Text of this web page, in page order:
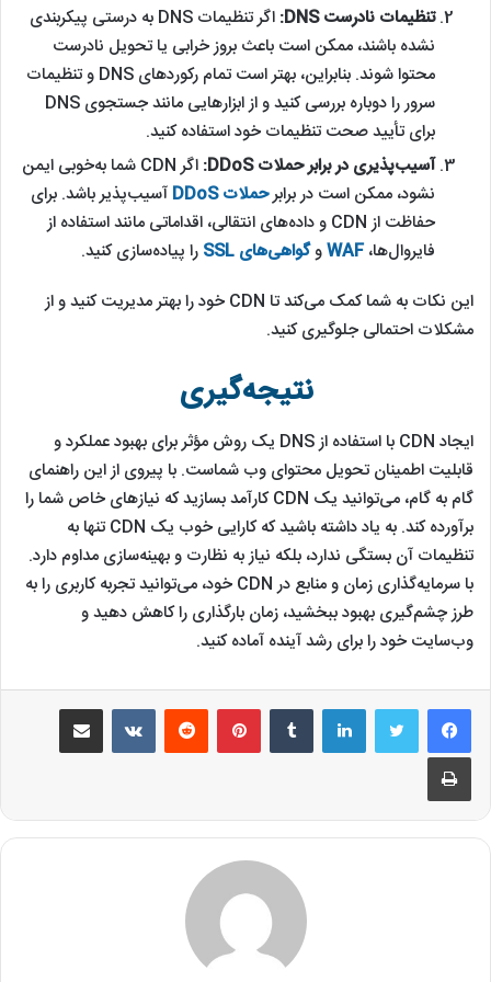
تنظیمات نادرست DNS:
اگر تنظیمات DNS به درستی پیکربندی
نشده باشند، ممکن است باعث بروز خرابی یا تحویل نادرست
محتوا شوند. بنابراین، بهتر است تمام رکوردهای DNS و تنظیمات
سرور را دوباره بررسی کنید و از ابزارهایی مانند جستجوی DNS
برای تأیید صحت تنظیمات خود استفاده کنید.
آسیب‌پذیری در برابر حملات DDoS:
اگر CDN شما به‌خوبی ایمن
نشود، ممکن است در برابرحملات DDoS
آسیب‌پذیر باشد. برای
حفاظت از CDN و داده‌های انتقالی، اقداماتی مانند استفاده از
فایروال‌ها،WAFوگواهی‌های SSL
را پیاده‌سازی کنید.
این نکات به شما کمک می‌کند تا CDN خود را بهتر مدیریت کنید و از
مشکلات احتمالی جلوگیری کنید.
نتیجه‌گیری
ایجاد CDN با استفاده از DNS یک روش مؤثر برای بهبود عملکرد و
قابلیت اطمینان تحویل محتوای وب شماست. با پیروی از این راهنمای
گام به گام، می‌توانید یک CDN کارآمد بسازید که نیازهای خاص شما را
برآورده کند. به یاد داشته باشید که کارایی خوب یک CDN تنها به
تنظیمات آن بستگی ندارد، بلکه نیاز به نظارت و بهینه‌سازی مداوم دارد.
با سرمایه‌گذاری زمان و منابع در CDN خود، می‌توانید تجربه کاربری را به
طرز چشم‌گیری بهبود ببخشید، زمان بارگذاری را کاهش دهید و
وب‌سایت خود را برای رشد آینده آماده کنید.
لینکدین ‫تامبلر ‫پین‌ترست‫رددیت ‫VKontakteاشتراک گذاری از طریق ایمیل
چاپ